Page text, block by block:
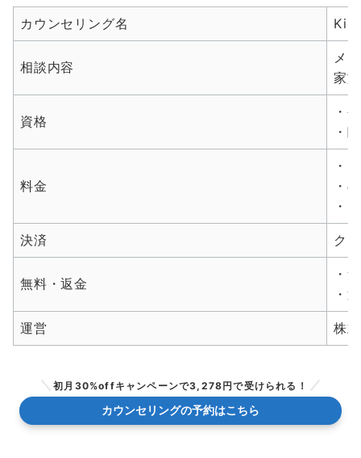
カウンセリング名
相談内容
メ
家
資格
・
・
料金
・
・
・
決済 ク
無料・返金
・
・
運営 株
初月30%offキャンペーンで3,278円で受けられる！
カウンセリングの予約はこちら